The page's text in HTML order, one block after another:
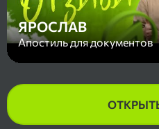
ЯРОСЛАВ
Апостиль для документов